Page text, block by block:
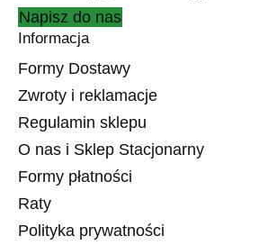
Napisz do nas
Informacja
Formy Dostawy
Zwroty i reklamacje
Regulamin sklepu
O nas i Sklep Stacjonarny
Formy płatności
Raty
Polityka prywatności